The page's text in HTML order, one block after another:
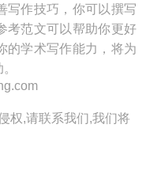
写作技巧，你可以撰写
考范文可以帮助你更好
的学术写作能力，将为
权,请联系我们,我们将